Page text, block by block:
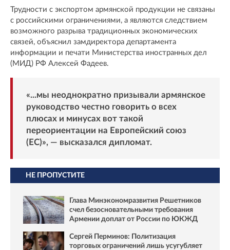
Трудности с экспортом армянской продукции не связаны
с российскими ограничениями, а являются следствием
возможного разрыва традиционных экономических
связей, объяснил замдиректора департамента
информации и печати Министерства иностранных дел
(МИД) РФ Алексей Фадеев.
«...мы неоднократно призывали армянское
руководство честно говорить о всех
плюсах и минусах вот такой
переориентации на Европейский союз
(ЕС)», — высказался дипломат.
НЕ ПРОПУСТИТЕ
Глава Минэкономразвития Решетников
счел безосновательными требования
Армении доплат от России по ЮКЖД
Сергей Перминов: Политизация
торговых ограничений лишь усугубляет